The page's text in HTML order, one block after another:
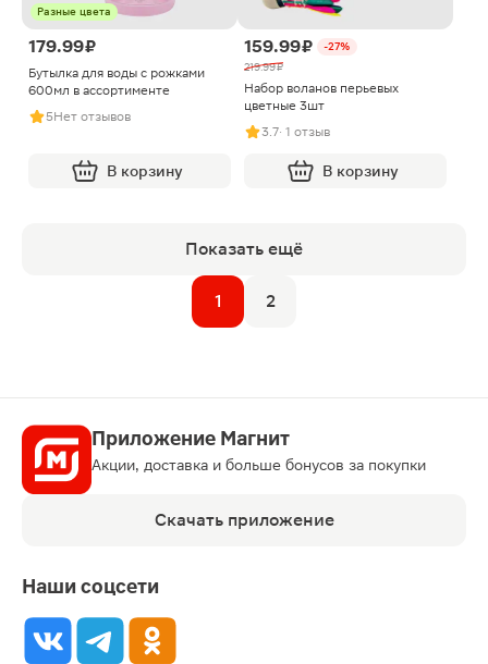
Разные цвета
179.99 ₽
Бутылка для воды с рожками
600мл в ассортименте
5Нет отзывов
В корзину
159.99 ₽
-27%
219.99 ₽
Набор воланов перьевых
цветные 3шт
3.7· 1 отзыв
В корзину
Показать ещё
1 2
Приложение Магнит
Акции, доставка и больше бонусов за покупки
Скачать приложение
Наши соцсети